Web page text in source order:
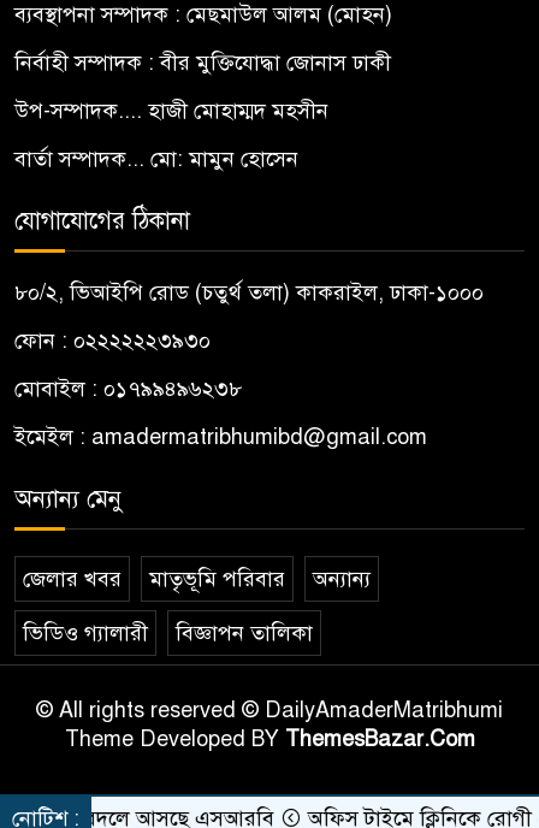
ব্যবস্থাপনা সম্পাদক : মেছমাউল আলম (মোহন)
নির্বাহী সম্পাদক : বীর মুক্তিযোদ্ধা জোনাস ঢাকী
উপ-সম্পাদক.... হাজী মোহাম্মদ মহসীন
বার্তা সম্পাদক... মো: মামুন হোসেন
যোগাযোগের ঠিকানা
৮০/২, ভিআইপি রোড (চতুর্থ তলা) কাকরাইল, ঢাকা-১০০০
ফোন : ০২২২২২২৩৯৩০
মোবাইল : ০১৭৯৯৪৯৬২৩৮
ইমেইল : amadermatribhumibd@gmail.com
অন্যান্য মেনু
জেলার খবর মাতৃভূমি পরিবার অন্যান্য
ভিডিও গ্যালারী বিজ্ঞাপন তালিকা
© All rights reserved © DailyAmaderMatribhumi
Theme Developed BY ThemesBazar.Com
নোটিশ :
বদলে আসছে এসআরবি অফিস টাইমে ক্লিনিকে রোগী